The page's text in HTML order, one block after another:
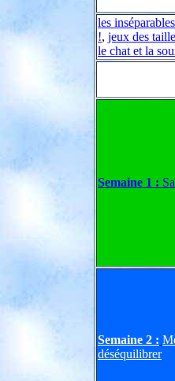
les inséparables
!, jeux des
le chat et la
Semaine 1 :
Semaine 2 :
déséquilibrer